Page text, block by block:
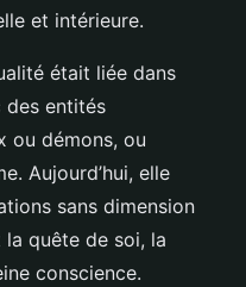
et intérieure.
était liée dans
des entités
ou démons, ou
Aujourd’hui, elle
sans dimension
quête de soi, la
conscience.